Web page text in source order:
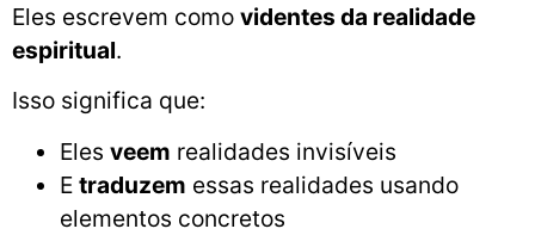
Eles escrevem como videntes da realidade
espiritual.
Isso significa que:
Eles veem realidades invisíveis
E traduzem essas realidades usando
elementos concretos